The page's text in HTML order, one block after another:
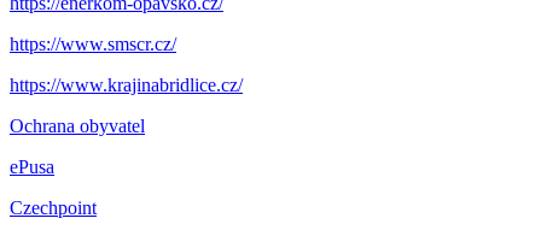
https://www.smscr.cz/
https://www.krajinabridlice.cz/
Ochrana obyvatel
ePusa
Czechpoint